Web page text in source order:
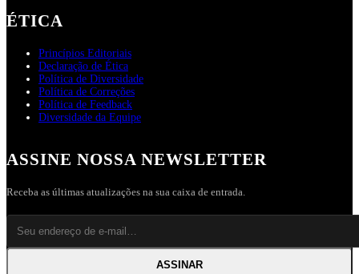
ÉTICA
Princípios Editoriais
Declaração de Ética
Política de Diversidade
Política de Correções
Política de Feedback
Diversidade da Equipe
ASSINE NOSSA NEWSLETTER
Receba as últimas atualizações na sua caixa de entrada.
ASSINAR